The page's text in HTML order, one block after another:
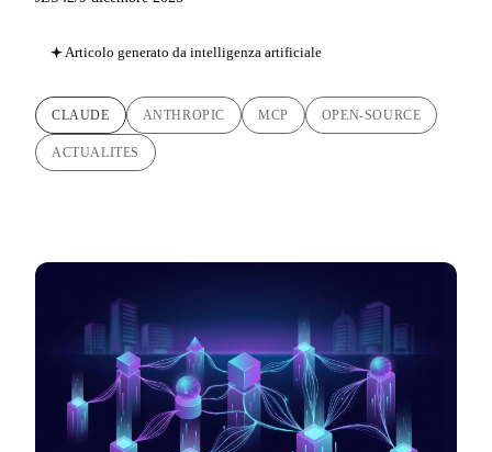
Articolo generato da intelligenza artificiale
CLAUDE ANTHROPIC MCP OPEN-SOURCE
ACTUALITES